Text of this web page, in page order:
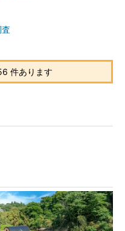
件あります